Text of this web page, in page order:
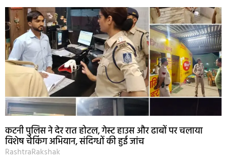
कटनी पुलिस ने देर रात होटल, गेस्ट हाउस और ढाबों पर चलाया
विशेष चेकिंग अभियान, संदिग्धों की हुई जांच
RashtraRakshak